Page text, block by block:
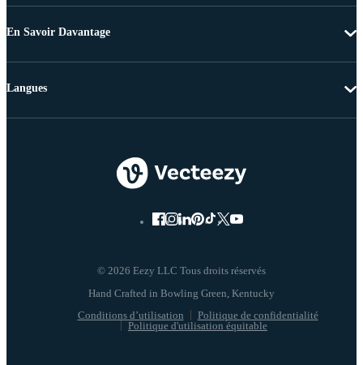
En Savoir Davantage
© 2026 Eezy LLC Tous droits réservés
Conditions d’utilisation
Politique de confidentialité
Politique d'utilisation équitable
Langues